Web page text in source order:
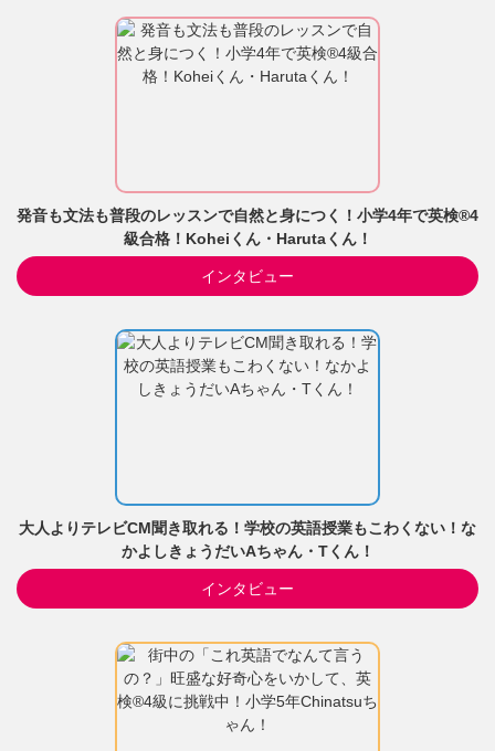
発音も文法も普段のレッスンで自然と身につく！小学4年で英検®4
級合格！Koheiくん・Harutaくん！
インタビュー
大人よりテレビCM聞き取れる！学校の英語授業もこわくない！な
かよしきょうだいAちゃん・Tくん！
インタビュー